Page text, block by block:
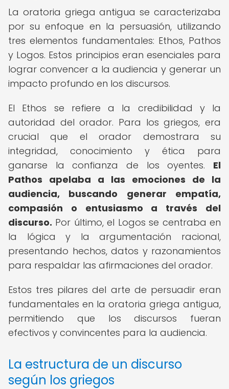
La oratoria griega antigua se caracterizaba
por su enfoque en la persuasión, utilizando
tres elementos fundamentales: Ethos, Pathos
y Logos. Estos principios eran esenciales para
lograr convencer a la audiencia y generar un
impacto profundo en los discursos.
El Ethos se refiere a la credibilidad y la
autoridad del orador. Para los griegos, era
crucial que el orador demostrara su
integridad, conocimiento y ética para
ganarse la confianza de los oyentes. El
Pathos apelaba a las emociones de la
audiencia, buscando generar empatía,
compasión o entusiasmo a través del
discurso. Por último, el Logos se centraba en
la lógica y la argumentación racional,
presentando hechos, datos y razonamientos
para respaldar las afirmaciones del orador.
Estos tres pilares del arte de persuadir eran
fundamentales en la oratoria griega antigua,
permitiendo que los discursos fueran
efectivos y convincentes para la audiencia.
La estructura de un discurso
según los griegos